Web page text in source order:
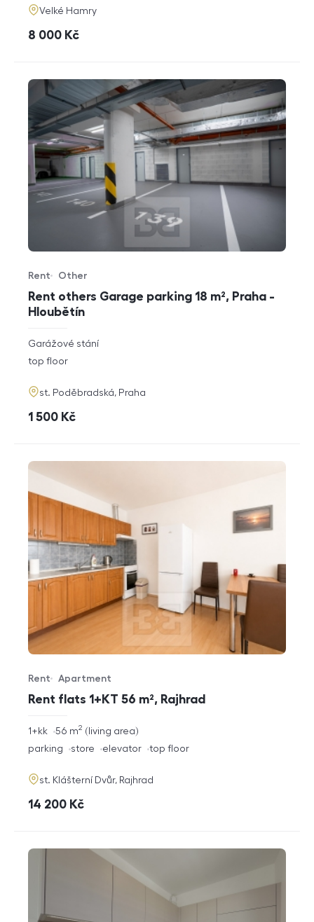
adresa
Velké Hamry
cena
8 000 Kč
Rent others Garage parking 18 m², Praha -
Hloubětín
Offer type
Rent
Property type
Other
rozměry
disposition
Garážové stání
funkce
top floor
adresa
st. Poděbradská, Praha
cena
1 500 Kč
Rent flats 1+KT 56 m², Rajhrad
Offer type
Rent
Property type
Apartment
rozměry
disposition
1+kk living area
56 m2
funkce
parking store elevator top floor
adresa
st. Klášterní Dvůr, Rajhrad
cena
14 200 Kč